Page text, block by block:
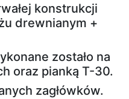
konstrukcji
drewnianym +
zostało na
oraz pianką T-30.
zagłówków.